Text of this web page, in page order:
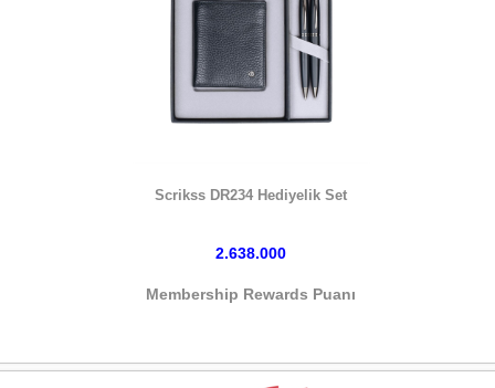
Scrikss DR234 Hediyelik Set
2.638.000
Membership Rewards Puanı